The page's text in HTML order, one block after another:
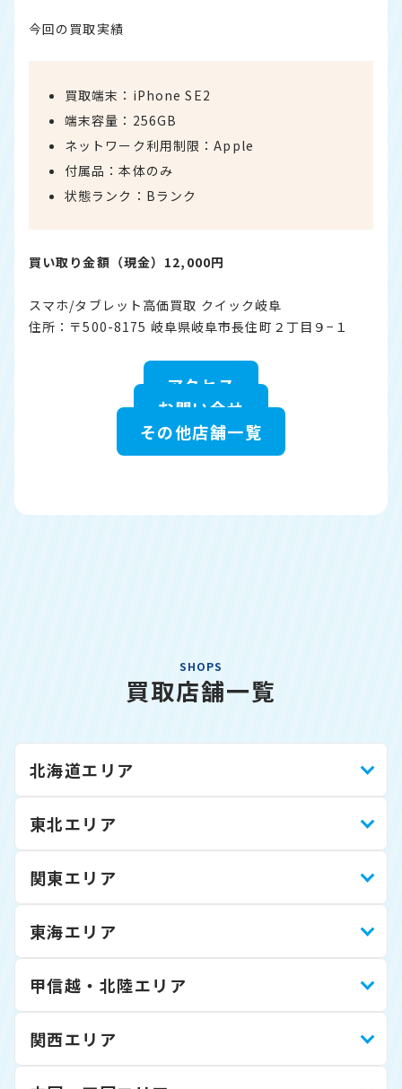
今回の買取実績
買取端末：iPhone SE2
端末容量：256GB
ネットワーク利用制限：Apple
付属品：本体のみ
状態ランク：Bランク
買い取り金額（現金）12,000円
スマホ/タブレット高価買取 クイック岐阜
住所：〒500-8175 岐阜県岐阜市長住町２丁目９−１
アクセス
お問い合せ
その他店舗一覧
SHOPS
買取店舗一覧
北海道エリア
東北エリア
関東エリア
東海エリア
甲信越・北陸エリア
関西エリア